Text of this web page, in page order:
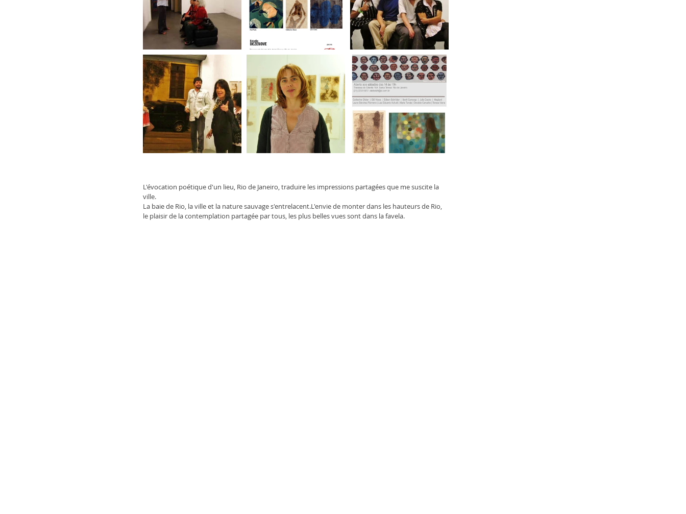
L'évocation poétique d'un lieu, Rio de Janeiro, traduire les impressions partagées que me suscite la
ville.
La baie de Rio, la ville et la nature sauvage s'entrelacent.L'envie de monter dans les hauteurs de Rio,
le plaisir de la contemplation partagée par tous, les plus belles vues sont dans la favela.